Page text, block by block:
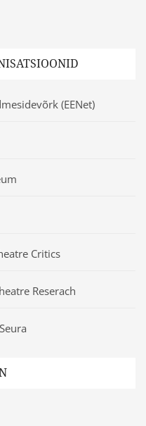
(EENet)
Critics
Reserach